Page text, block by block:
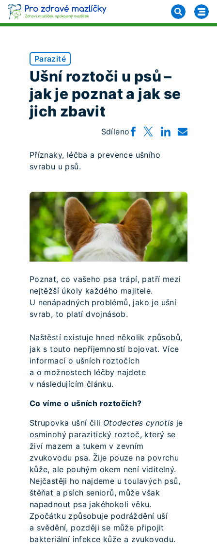
Parazité
Ušní roztoči u psů –
jak je poznat a jak se
jich zbavit
Sdíleno
Příznaky, léčba a prevence ušního
svrabu u psů.
Poznat, co vašeho psa trápí, patří mezi
nejtěžší úkoly každého majitele.
U nenápadných problémů, jako je ušní
svrab, to platí dvojnásob.
Naštěstí existuje hned několik způsobů,
jak s touto nepříjemností bojovat. Více
informací o ušních roztočích
a o možnostech léčby najdete
v následujícím článku.
Co víme o ušních roztočích?
Strupovka ušní čili Otodectes cynotis je
osminohý parazitický roztoč, který se
živí mazem a tukem v zevním
zvukovodu psa. Žije pouze na povrchu
kůže, ale pouhým okem není viditelný.
Nejčastěji ho najdeme u toulavých psů,
štěňat a psích seniorů, může však
napadnout psa jakéhokoli věku.
Zpočátku způsobuje podráždění uší
a svědění, později se může připojit
bakteriální infekce kůže a zvukovodu.